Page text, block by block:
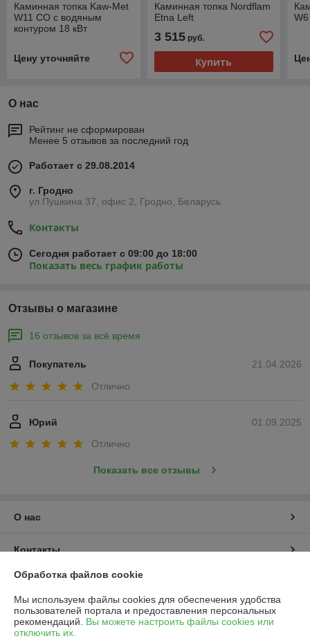
Каминная топка Kaw-Met
W11 CO с водяным
контуром 18 кВт
Цену уточняйте
Каминная топка Nordflam
Etna Left
3 515руб.
Купить
О нас
Рейтинг не сформирован
Менее 5 отзывов за последний год
Работает с 29.08.2014
г. Гродно
ул.Пушкина 37, офис 2, Гродно, Беларусь
Контакты
Сегодня работает с 09:00 до 18:00
Показать весь график работы
Отзывы о магазине
16 отзывов за всё время
21.04.2026
Покупатель
Отлично
01.09.2025
Юрий
Отлично
Показать все отзывы
О нас
Контакты
Доставка и оплата
График работы
Обработка файлов cookie
Мы используем файлы cookies для обеспечения удобства
пользователей портала и предоставления персональных
рекомендаций. Вы можете настроить файлы cookies или
отключить их.